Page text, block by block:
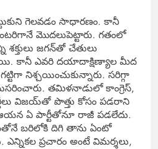
గెలవడం సాధారణం. కానీ
మొదలుపెట్టారు. గతంలో
జగన్‌తో చేతులు
కానీ ఎవరి దయాదాక్షిణ్యాల మీద
నిశ్చయించుకున్నారు. సరిగ్గా
తమిళనాడులో కాంగ్రెస్,
విజయ్‌తో పొత్తు కోసం పడరాని
ఏ పార్టీతోనూ రాజీ పడలేదు.
బరిలోకి దిగి తాను ఏంటో
ప్రచారం అంటే విమర్శలు,